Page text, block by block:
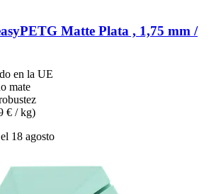
Matte Plata , 1,75 mm /
en la UE
mate
€ / kg)
18 agosto